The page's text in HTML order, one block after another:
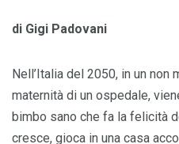
di Gigi Padovani
Nell’Italia del 2050, in un
maternità di un ospedale,
bimbo sano che fa la felicità
cresce, gioca in una casa